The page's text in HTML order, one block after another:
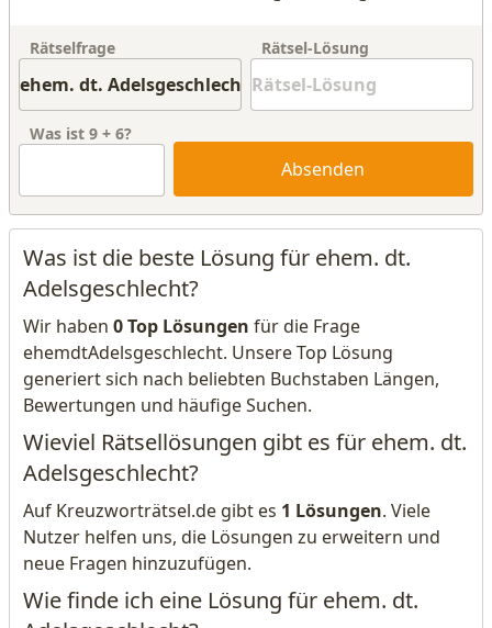
Rätselfrage Rätsel-Lösung
Was ist 9 + 6?
Absenden
Was ist die beste Lösung für ehem. dt.
Adelsgeschlecht?
Wir haben 0 Top Lösungen für die Frage
ehemdtAdelsgeschlecht. Unsere Top Lösung
generiert sich nach beliebten Buchstaben Längen,
Bewertungen und häufige Suchen.
Wieviel Rätsellösungen gibt es für ehem. dt.
Adelsgeschlecht?
Auf Kreuzworträtsel.de gibt es 1 Lösungen. Viele
Nutzer helfen uns, die Lösungen zu erweitern und
neue Fragen hinzuzufügen.
Wie finde ich eine Lösung für ehem. dt.